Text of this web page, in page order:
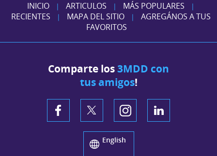
INICIO | ARTICULOS | MÁS POPULARES |
RECIENTES | MAPA DEL SITIO |
AGREGÁNOS A TUS
FAVORITOS
Comparte los3MDD con
tus amigos!
English